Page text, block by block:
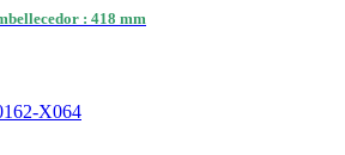
: 418 mm
X064